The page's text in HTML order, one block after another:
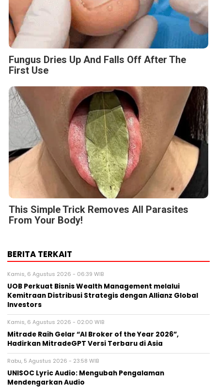
Fungus Dries Up And Falls Off After The
First Use
This Simple Trick Removes All Parasites
From Your Body!
BERITA TERKAIT
Kamis, 6 Agustus 2026 - 06:39 WIB
UOB Perkuat Bisnis Wealth Management melalui
Kemitraan Distribusi Strategis dengan Allianz Global
Investors
Kamis, 6 Agustus 2026 - 02:00 WIB
Mitrade Raih Gelar “AI Broker of the Year 2026”,
Hadirkan MitradeGPT Versi Terbaru di Asia
Rabu, 5 Agustus 2026 - 23:58 WIB
UNISOC Lyric Audio: Mengubah Pengalaman
Mendengarkan Audio